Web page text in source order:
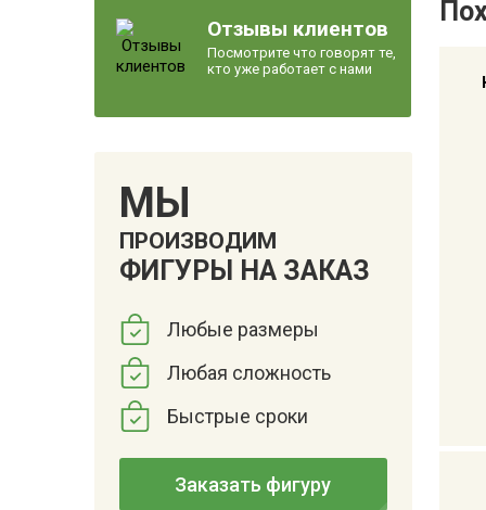
Отзывы клиентов
Посмотрите что говорят те,
кто уже работает с нами
МЫ
ПРОИЗВОДИМ
ФИГУРЫ НА ЗАКАЗ
Любые размеры
Любая сложность
Быстрые сроки
Заказать фигуру